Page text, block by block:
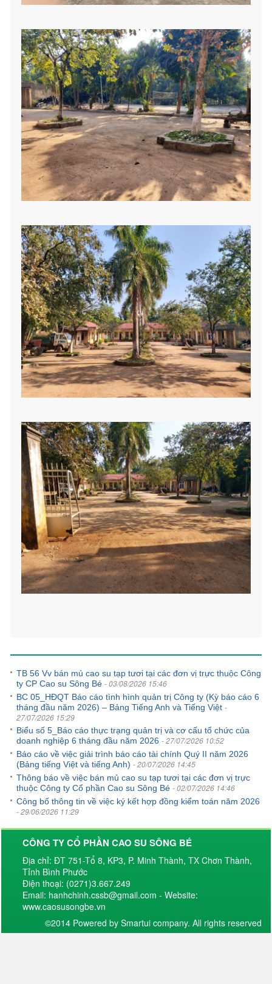
TB 56 Vv bán mủ cao su tạp tươi tại các đơn vị trực thuộc Công
ty CP Cao su Sông Bé - 03/08/2026 15:46
BC 05_HĐQT Báo cáo tình hình quản trị Công ty (Kỳ báo cáo 6
tháng đầu năm 2026) – Bảng Tiếng Anh và Tiếng Việt -
27/07/2026 15:29
Biểu số 5_Báo cáo thực trạng quản trị và cơ cấu tổ chức của
doanh nghiệp 6 tháng đầu năm 2026 - 27/07/2026 10:52
Báo cáo về việc giải trình báo cáo tài chính Quý II năm 2026
(Bảng tiếng Việt và tiếng Anh) - 20/07/2026 14:45
Thông báo về việc bán mủ cao su tạp tươi tại các đơn vị trực
thuộc Công ty Cổ phần Cao su Sông Bé - 02/07/2026 14:46
Công bố thông tin về việc ký kết hợp đồng kiểm toán năm 2026
- 29/06/2026 11:29
CÔNG TY CỔ PHẦN CAO SU SÔNG BÉ
Địa chỉ: ĐT 751-Tổ 8, KP3, P. Minh Thành, TX Chơn Thành,
Tỉnh Bình Phước
Điện thoại: (0271)3.667.249
Email: hanhchinh.cssb@gmail.com - Website:
www.caosusongbe.vn
©2014 Powered by Smartui company. All rights reserved